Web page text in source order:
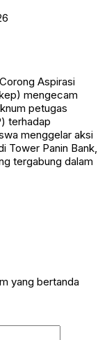
Aspirasi
mengecam
petugas
terhadap
menggelar aksi
Tower Panin Bank,
tergabung dalam
yang bertanda